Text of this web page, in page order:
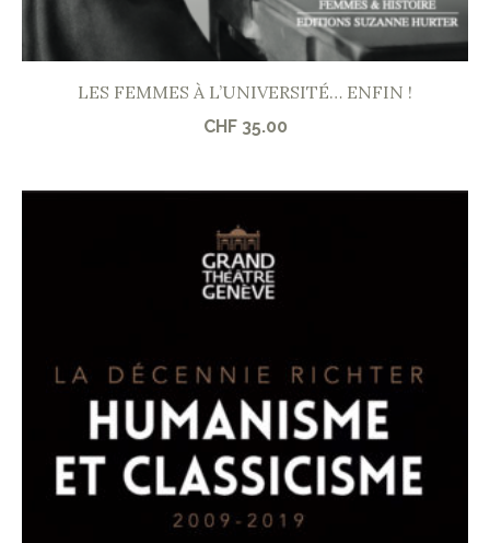
LES FEMMES À L’UNIVERSITÉ… ENFIN !
CHF35.00